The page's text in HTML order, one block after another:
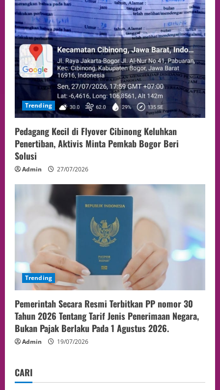
Trending
Pedagang Kecil di Flyover Cibinong Keluhkan
Penertiban, Aktivis Minta Pemkab Bogor Beri
Solusi
Admin 27/07/2026
Trending
Pemerintah Secara Resmi Terbitkan PP nomor 30
Tahun 2026 Tentang Tarif Jenis Penerimaan Negara,
Bukan Pajak Berlaku Pada 1 Agustus 2026.
Admin 19/07/2026
CARI